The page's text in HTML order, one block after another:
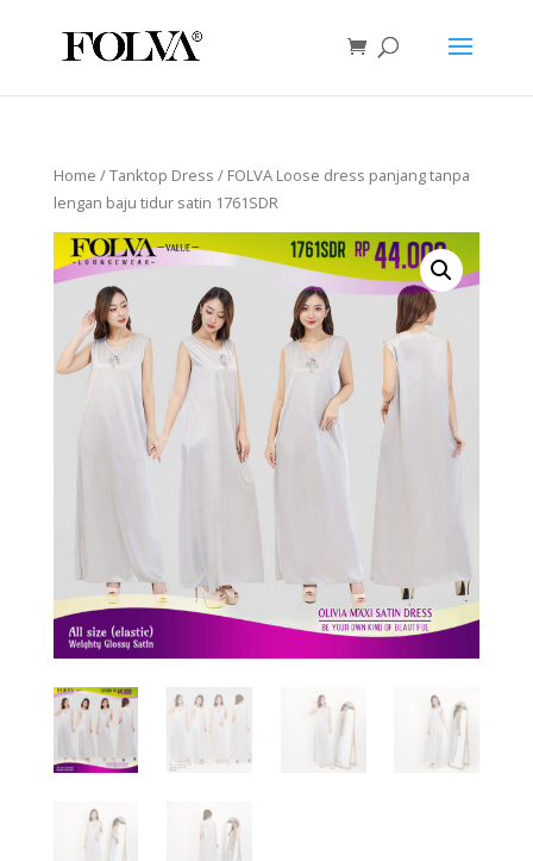
Home /Tanktop Dress / FOLVA Loose dress panjang tanpa
lengan baju tidur satin 1761SDR